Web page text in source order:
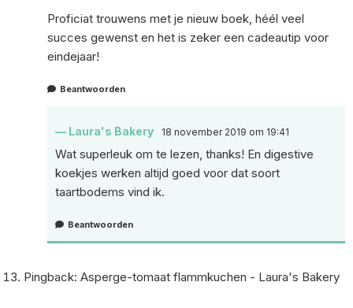
Proficiat trouwens met je nieuw boek, héél veel
succes gewenst en het is zeker een cadeautip voor
eindejaar!
Beantwoorden
Laura's Bakery 18 november 2019 om 19:41
Wat superleuk om te lezen, thanks! En digestive
koekjes werken altijd goed voor dat soort
taartbodems vind ik.
Beantwoorden
Pingback: Asperge-tomaat flammkuchen - Laura's Bakery